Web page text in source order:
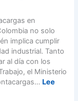
(
G
u
í
a
S
ú
g
o
t
á
】
en
no solo
implica cumplir
industrial. Tanto
al día con los
el Ministerio
Lee